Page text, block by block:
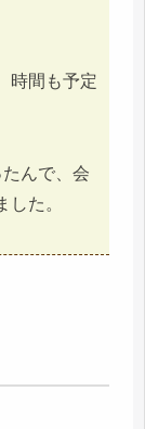
時間も予定
んで、会
た。